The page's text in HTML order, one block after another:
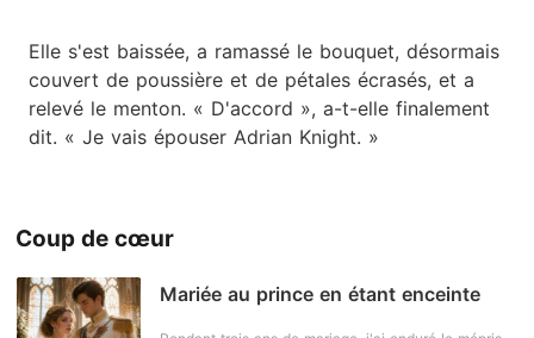
Elle s'est baissée, a ramassé le bouquet, désormais
couvert de poussière et de pétales écrasés, et a
relevé le menton. « D'accord », a-t-elle finalement
dit. « Je vais épouser Adrian Knight. »
Coup de cœur
Mariée au prince en étant enceinte